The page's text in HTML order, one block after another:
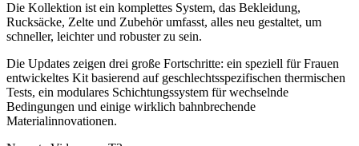
Die Kollektion ist ein komplettes System, das Bekleidung,
Rucksäcke, Zelte und Zubehör umfasst, alles neu gestaltet, um
schneller, leichter und robuster zu sein.
Die Updates zeigen drei große Fortschritte: ein speziell für Frauen
entwickeltes Kit basierend auf geschlechtsspezifischen thermischen
Tests, ein modulares Schichtungssystem für wechselnde
Bedingungen und einige wirklich bahnbrechende
Materialinnovationen.